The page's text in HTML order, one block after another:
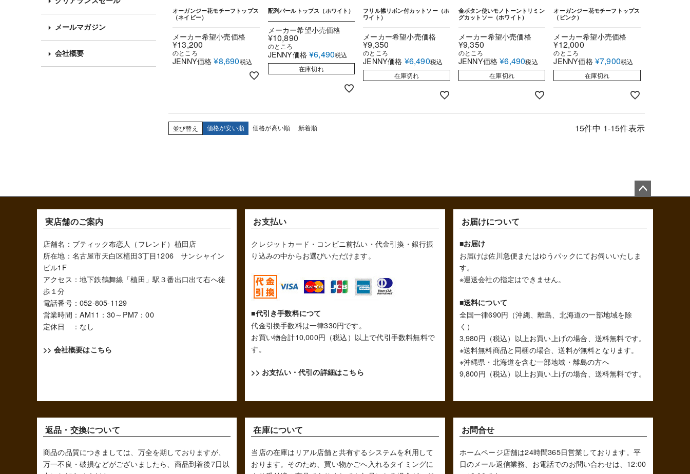
メールマガジン
会社概要
オーガンジー花モチーフトップス
（ネイビー）
メーカー希望小売価格
¥13,200
のところ
JENNY価格 ¥8,690税込
配列パールトップス（ホワイト）
メーカー希望小売価格
¥10,890
のところ
JENNY価格¥6,490税込
在庫切れ
フリル襟リボン付カットソー（ホ
ワイト）
メーカー希望小売価格
¥9,350
のところ
JENNY価格 ¥6,490税込
在庫切れ
金ボタン使いモノトーントリミン
グカットソー（ホワイト）
メーカー希望小売価格
¥9,350
のところ
JENNY価格¥6,490税込
在庫切れ
オーガンジー花モチーフトップス
（ピンク）
メーカー希望小売価格
¥12,000
のところ
JENNY価格 ¥7,900税込
在庫切れ
並び替え 価格が安い順 価格が高い順 新着順 15件中 1-15件表示
ー
ト
へ
実店舗のご案内
店舗名：ブティック布恋人（フレンド）植田店
所在地：名古屋市天白区植田3丁目1206 サンシャイン
ビル1F
アクセス：地下鉄鶴舞線「植田」駅３番出口出て右へ徒
歩１分
電話番号：052-805-1129
営業時間：AM11：30～PM7：00
定休日 ：なし
>> 会社概要はこちら
お支払い
クレジットカード・コンビニ前払い・代金引換・銀行振
り込みの中からお選びいただけます。
■代引き手数料につて
代金引換手数料は一律330円です。
お買い物合計10,000円（税込）以上で代引手数料無料で
す。
>> お支払い・代引の詳細はこちら
お届けについて
■お届け
お届けは佐川急便またはゆうパックにてお伺いいたしま
す。
※運送会社の指定はできません。
■送料について
全国一律690円（沖縄、離島、北海道の一部地域を除
く）
3,980円（税込）以上お買い上げの場合、送料無料です。
※送料無料商品と同梱の場合、送料が無料となります。
※沖縄県・北海道を含む一部地域・離島の方へ
9,800円（税込）以上お買い上げの場合、送料無料です。
返品・交換について
商品の品質につきましては、万全を期しておりますが、
万一不良・破損などがございましたら、商品到着後7日以
在庫について
当店の在庫はリアル店舗と共有するシステムを利用して
おります。そのため、買い物かごへ入れるタイミングに
お問合せ
ホームページ店舗は24時間365日営業しております。平
日のメール返信業務、お電話でのお問い合わせは、12:00